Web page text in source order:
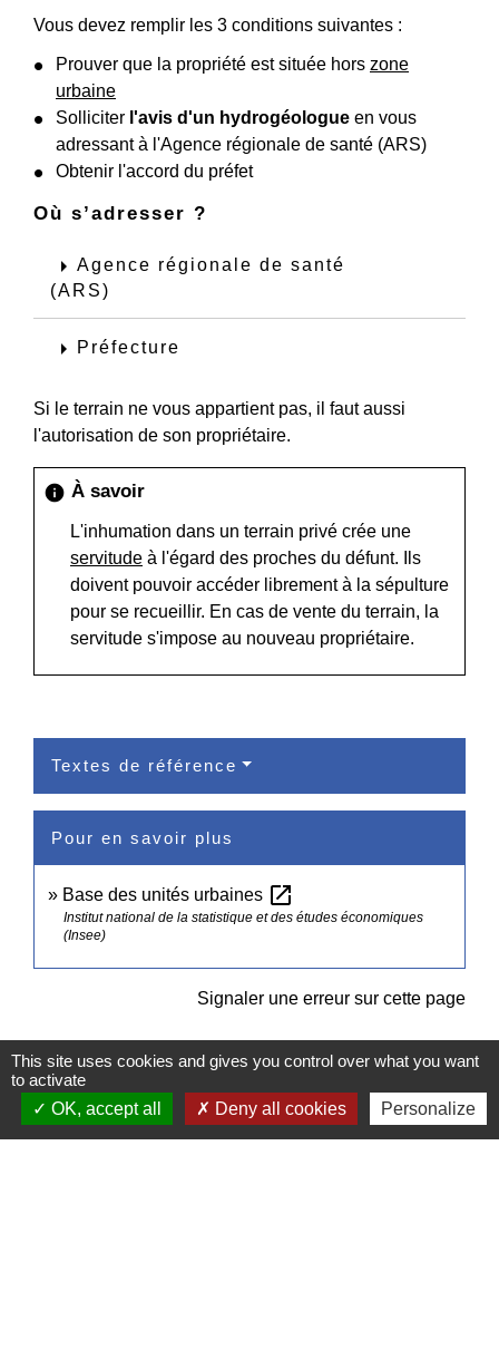
Vous devez remplir les 3 conditions suivantes :
Prouver que la propriété est située hors zone
urbaine
Solliciter l'avis d'un hydrogéologue en vous
adressant à l'Agence régionale de santé (ARS)
Obtenir l'accord du préfet
Où s’adresser ?
arrow_right Agence régionale de santé
(ARS)
arrow_right Préfecture
Si le terrain ne vous appartient pas, il faut aussi
l'autorisation de son propriétaire.
info À savoir
L'inhumation dans un terrain privé crée une
servitude à l'égard des proches du défunt. Ils
doivent pouvoir accéder librement à la sépulture
pour se recueillir. En cas de vente du terrain, la
servitude s'impose au nouveau propriétaire.
Textes de référence
Pour en savoir plus
Base des unités urbaines open_in_new
Institut national de la statistique et des études économiques
(Insee)
Signaler une erreur sur cette page
Contacts
This site uses cookies and gives you control over what you want
to activate
OK, accept all
Deny all cookies Personalize